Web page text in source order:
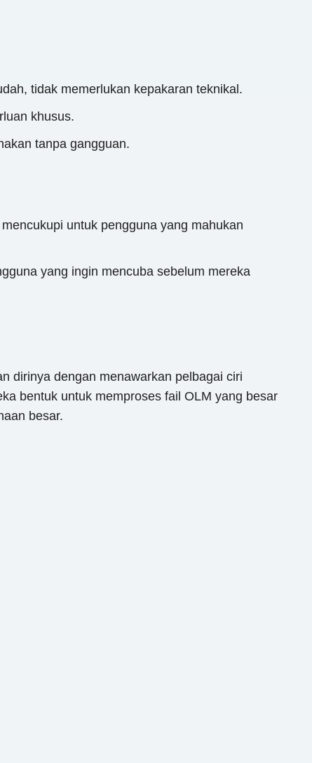
tidak memerlukan kepakaran teknikal.
khusus.
tanpa gangguan.
untuk pengguna yang mahukan
yang ingin mencuba sebelum mereka
dirinya dengan menawarkan pelbagai ciri
bentuk untuk memproses fail OLM yang besar
besar.